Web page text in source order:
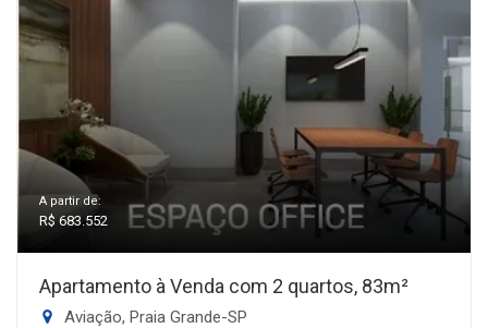
A partir de:
R$ 683.552
Apartamento à Venda com 2 quartos, 83m²
Aviação, Praia Grande-SP